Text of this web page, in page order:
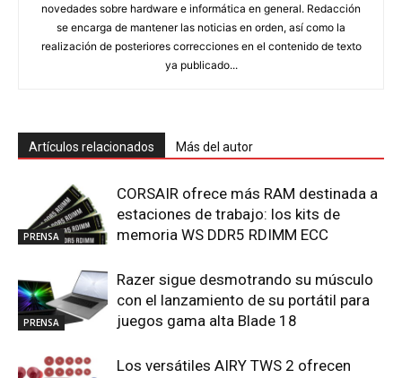
novedades sobre hardware e informática en general. Redacción
se encarga de mantener las noticias en orden, así como la
realización de posteriores correcciones en el contenido de texto
ya publicado...
Artículos relacionados Más del autor
PRENSA
CORSAIR ofrece más RAM destinada a
estaciones de trabajo: los kits de
memoria WS DDR5 RDIMM ECC
PRENSA
Razer sigue desmotrando su músculo
con el lanzamiento de su portátil para
juegos gama alta Blade 18
Los versátiles AIRY TWS 2 ofrecen